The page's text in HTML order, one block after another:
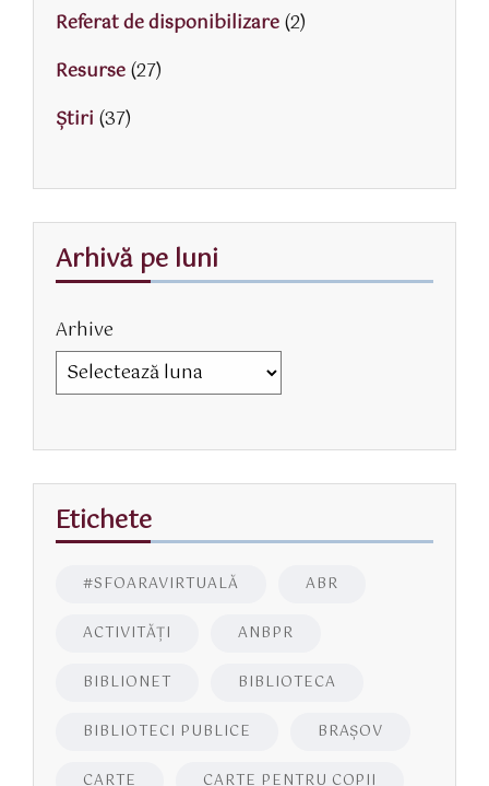
Referat de disponibilizare(2)
Resurse(27)
Știri (37)
Arhivă pe luni
Arhive
Etichete
#SFOARAVIRTUALĂ ABR
ACTIVITĂŢI ANBPR
BIBLIONET BIBLIOTECA
BIBLIOTECI PUBLICE BRAŞOV
CARTE CARTE PENTRU COPII